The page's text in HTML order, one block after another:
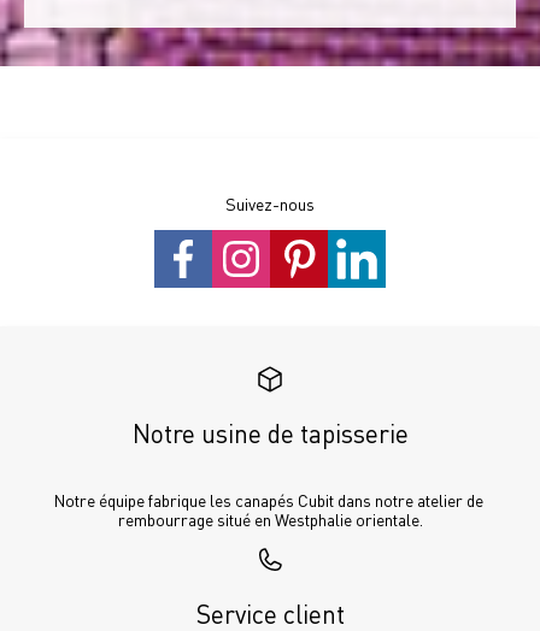
Suivez-nous
Notre usine de tapisserie
Notre équipe fabrique les canapés Cubit dans notre atelier de
rembourrage situé en Westphalie orientale.
Service client